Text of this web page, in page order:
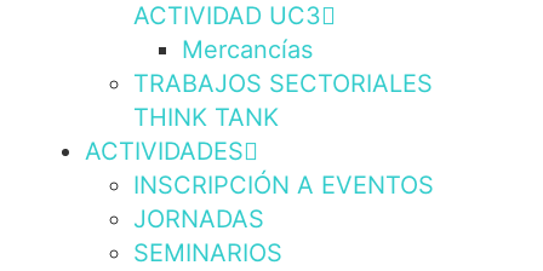
ACTIVIDAD UC3
Mercancías
TRABAJOS SECTORIALES
THINK TANK
ACTIVIDADES
INSCRIPCIÓN A EVENTOS
JORNADAS
SEMINARIOS